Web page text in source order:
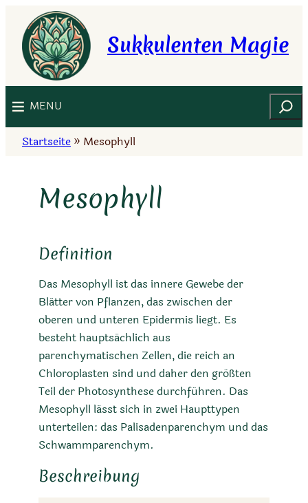
Inhalt
springen
Sukkulenten Magie
MENU Suchen
Startseite » Mesophyll
Mesophyll
Definition
Das Mesophyll ist das innere Gewebe der
Blätter von Pflanzen, das zwischen der
oberen und unteren Epidermis liegt. Es
besteht hauptsächlich aus
parenchymatischen Zellen, die reich an
Chloroplasten sind und daher den größten
Teil der Photosynthese durchführen. Das
Mesophyll lässt sich in zwei Haupttypen
unterteilen: das Palisadenparenchym und das
Schwammparenchym.
Beschreibung